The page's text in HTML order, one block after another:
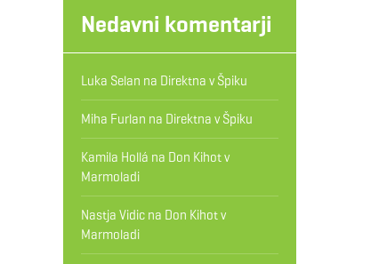
Nedavni komentarji
Luka Selan na Direktna v Špiku
Miha Furlan na Direktna v Špiku
Kamila Hollá na Don Kihot v
Marmoladi
Nastja Vidicna Don Kihot v
Marmoladi